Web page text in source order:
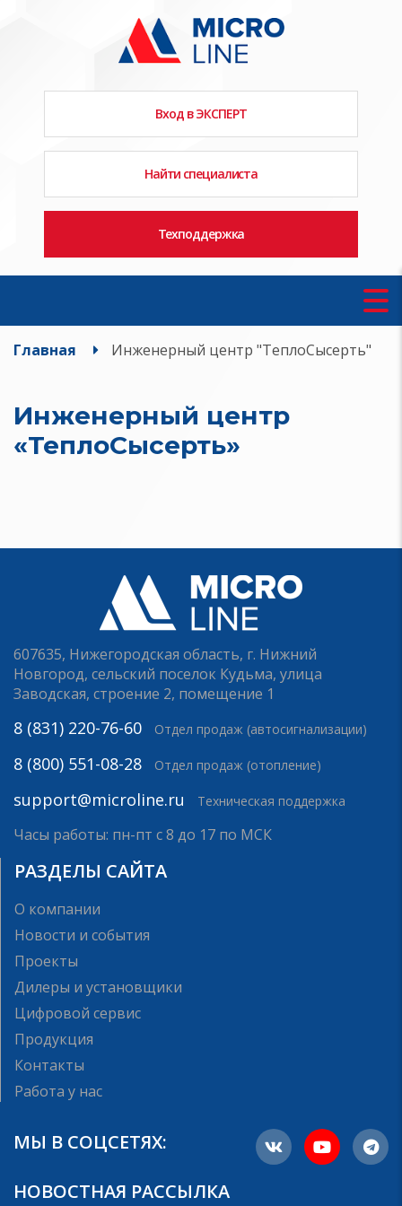
Вход в ЭКСПЕРТ
Найти специалиста
Техподдержка
Главная Инженерный центр "ТеплоСысерть"
Инженерный центр
«ТеплоСысерть»
607635, Нижегородская область, г. Нижний
Новгород, сельский поселок Кудьма, улица
Заводская, строение 2, помещение 1
8 (831) 220-76-60 Отдел продаж (автосигнализации)
8 (800) 551-08-28 Отдел продаж (отопление)
support@microline.ru Техническая поддержка
Часы работы: пн-пт с 8 до 17 по МСК
РАЗДЕЛЫ САЙТА
О компании
Новости и события
Проекты
Дилеры и установщики
Цифровой сервис
Продукция
Контакты
Работа у нас
МЫ В СОЦСЕТЯХ:
НОВОСТНАЯ РАССЫЛКА